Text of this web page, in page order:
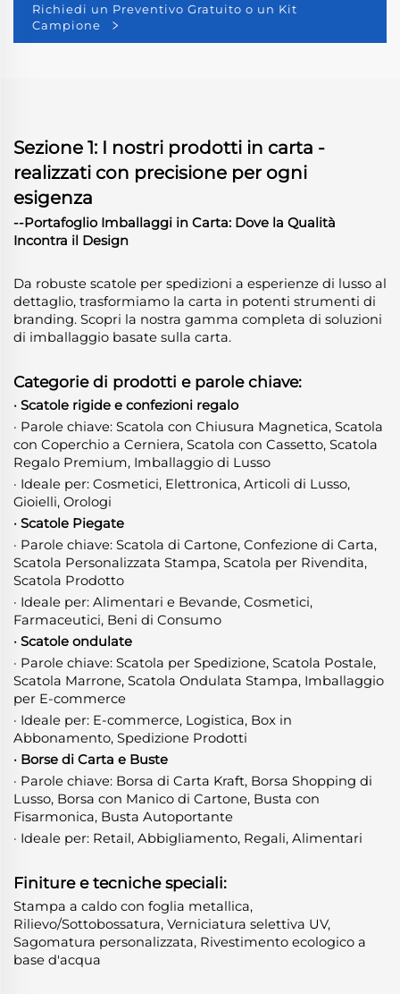
Richiedi un Preventivo Gratuito o un Kit
Campione
Sezione 1: I nostri prodotti in carta -
realizzati con precisione per ogni
esigenza
--Portafoglio Imballaggi in Carta: Dove la Qualità
Incontra il Design
Da robuste scatole per spedizioni a esperienze di lusso al
dettaglio, trasformiamo la carta in potenti strumenti di
branding. Scopri la nostra gamma completa di soluzioni
di imballaggio basate sulla carta.
Categorie di prodotti e parole chiave:
· Scatole rigide e confezioni regalo
· Parole chiave: Scatola con Chiusura Magnetica, Scatola
con Coperchio a Cerniera, Scatola con Cassetto, Scatola
Regalo Premium, Imballaggio di Lusso
· Ideale per: Cosmetici, Elettronica, Articoli di Lusso,
Gioielli, Orologi
· Scatole Piegate
· Parole chiave: Scatola di Cartone, Confezione di Carta,
Scatola Personalizzata Stampa, Scatola per Rivendita,
Scatola Prodotto
· Ideale per: Alimentari e Bevande, Cosmetici,
Farmaceutici, Beni di Consumo
· Scatole ondulate
· Parole chiave: Scatola per Spedizione, Scatola Postale,
Scatola Marrone, Scatola Ondulata Stampa, Imballaggio
per E-commerce
· Ideale per: E-commerce, Logistica, Box in
Abbonamento, Spedizione Prodotti
· Borse di Carta e Buste
· Parole chiave: Borsa di Carta Kraft, Borsa Shopping di
Lusso, Borsa con Manico di Cartone, Busta con
Fisarmonica, Busta Autoportante
· Ideale per: Retail, Abbigliamento, Regali, Alimentari
Finiture e tecniche speciali:
Stampa a caldo con foglia metallica,
Rilievo/Sottobossatura, Verniciatura selettiva UV,
Sagomatura personalizzata, Rivestimento ecologico a
base d'acqua